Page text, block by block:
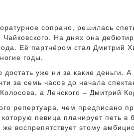
сопрано, решилась
На днях она
Её партнёром стал Дмитрий
годы.
достать уже ни за какие деньги.
за семь часов до начала
а Ленского – Дмитрий
репертуара, чем предписано
певица планирует петь в
воспрепятствует этому